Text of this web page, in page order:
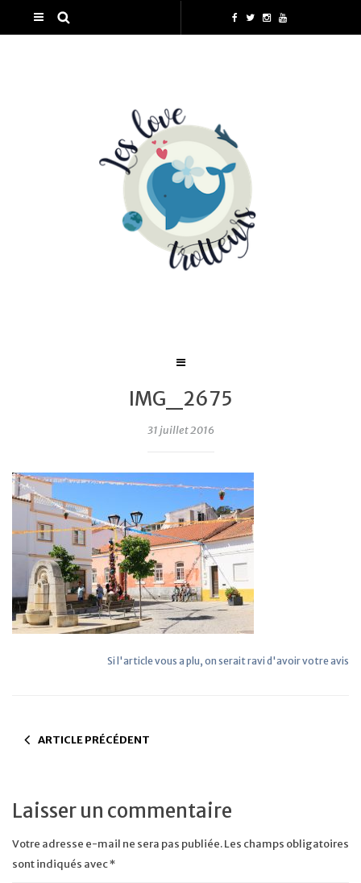
IMG_2675
31 juillet 2016
Si l'article vous a plu, on serait ravi d'avoir votre avis
ARTICLE PRÉCÉDENT
Laisser un commentaire
Votre adresse e-mail ne sera pas publiée.Les champs obligatoires
sont indiqués avec*